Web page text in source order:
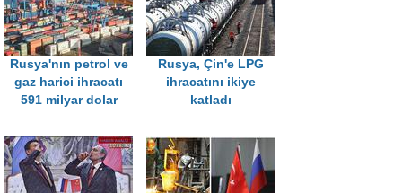
Rusya'nın petrol ve
gaz harici ihracatı
591 milyar dolar
Rusya, Çin'e LPG
ihracatını ikiye
katladı